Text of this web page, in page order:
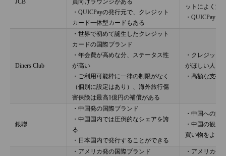
JCB
員向けラウンジがある
・QUICPayの発行元で、クレジット
カード一体型カードもある
ットによく旅
・QUICPayを
Diners Club
・世界で初めて誕生したクレジット
カードの国際ブランド
・年会費が高めな分、ステータス性
が高い
・ご利用可能枠に一律の制限がなく
（個別に設定はあり）、海外旅行傷
害保険は最高1億円の補償がある
・クレジット
がほしい人
・高額な支払
銀聯
・中国発の国際ブランド
・中国国内では圧倒的なシェアを誇
る
・日本国内で発行することができる
・中国への旅
・中国の観光
買い物をよく
・アメリカ発の国際ブランド
・アメリカや